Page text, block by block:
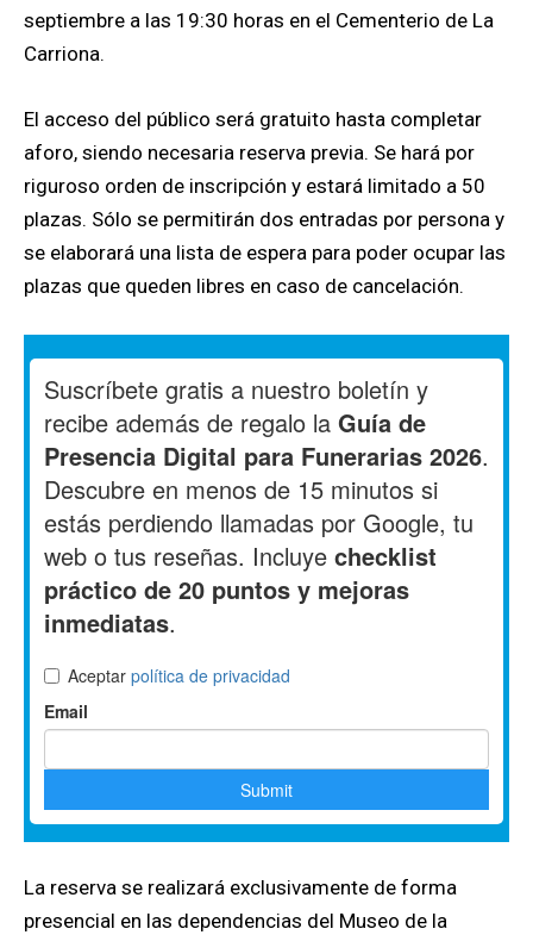
septiembre a las 19:30 horas en el Cementerio de La
Carriona.
El acceso del público será gratuito hasta completar
aforo, siendo necesaria reserva previa. Se hará por
riguroso orden de inscripción y estará limitado a 50
plazas. Sólo se permitirán dos entradas por persona y
se elaborará una lista de espera para poder ocupar las
plazas que queden libres en caso de cancelación.
La reserva se realizará exclusivamente de forma
presencial en las dependencias del Museo de la